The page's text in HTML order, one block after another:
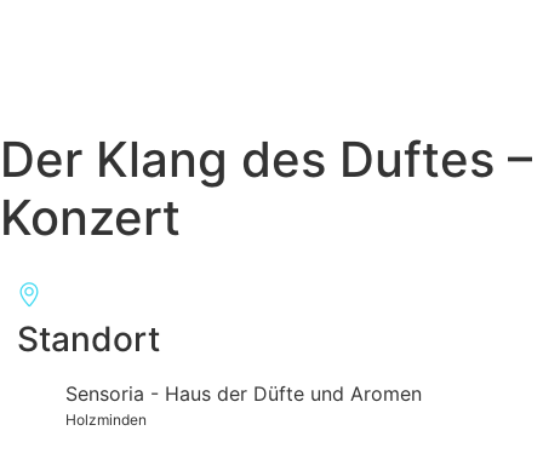
Der Klang des Duftes –
Konzert
Standort
Sensoria - Haus der Düfte und Aromen
Holzminden